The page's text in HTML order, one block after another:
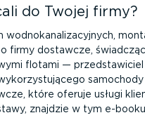
do Twojej firmy?
wodno­ka­na­li­za­cyjnych,
firmy dostawcze,
flotami —
samochody
które oferuje usługi
znajdzie w tym e-